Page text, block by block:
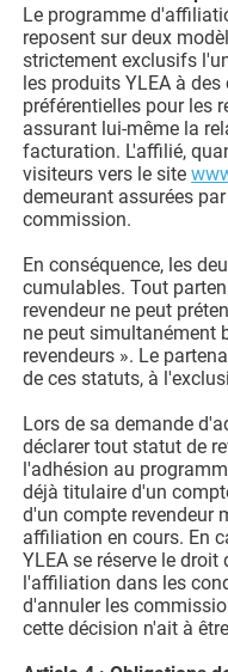
Le programme
reposent sur deux
strictement exclusifs
les produits YLEA à
préférentielles pour les
assurant lui-même la
facturation. L'affilié,
visiteurs vers le site
demeurant assurées
commission.
En conséquence, les
cumulables. Tout
revendeur ne peut
ne peut simultanément
revendeurs ». Le
de ces statuts, à
Lors de sa demande
déclarer tout statut de
l'adhésion au
déjà titulaire d'un
d'un compte revendeur
affiliation en cours. En
YLEA se réserve le
l'affiliation dans les
d'annuler les
cette décision n'ait à